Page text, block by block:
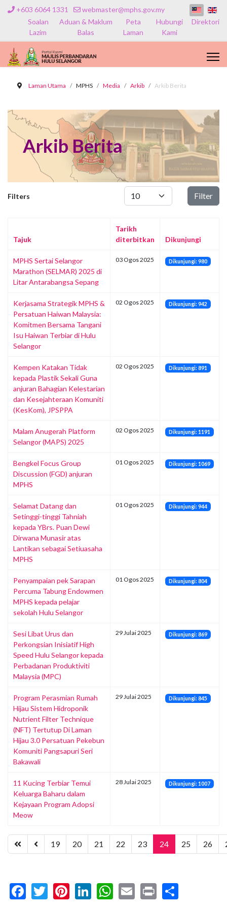
+603 6064 1331
webmaster@mphs.gov.my
Soalan
Lazim
Aduan & Maklum
Balas
Peta
Laman
Hubungi
Kami
Direktori
Laman Utama MPHS Media Arkib Arkib Berita
Arkib Berita
Filters
Papar # Filter
Tajuk
Tarikh
diterbitkan
Dikunjungi
MPHS Sertai Selangor
Marathon (SELMAR) 2025 di
Litar Antarabangsa Sepang
03 Ogos 2025 Dikunjungi: 980
Kerjasama Strategik MPHS &
Persatuan Haiwan Malaysia:
Komitmen Bersama Tangani
Isu Haiwan Terbiar di Hulu
Selangor
02 Ogos 2025 Dikunjungi: 942
Kempen Katakan Tidak
kepada Plastik Sekali Guna
anjuran Bahagian Kelestarian
dan Kesejahteraan Komuniti
(KesKom), JPSPPA
02 Ogos 2025 Dikunjungi: 891
Malam Anugerah Platform
Selangor (MAPS) 2025
02 Ogos 2025 Dikunjungi: 1191
Bengkel Focus Group
Discussion (FGD) anjuran
MPHS
01 Ogos 2025 Dikunjungi: 1069
Selamat Datang dan
Setinggi-tinggi Tahniah
kepada YBrs. Puan Dewi
Dirwana Munasir atas
Lantikan sebagai Setiuasaha
MPHS
01 Ogos 2025 Dikunjungi: 944
Penyampaian pek Sarapan
Percuma Tabung Endowmen
MPHS kepada pelajar
sekolah Hulu Selangor
01 Ogos 2025 Dikunjungi: 804
Sesi Libat Urus dan
Perkongsian Inisiatif High
Speed Hulu Selangor kepada
Perbadanan Produktiviti
Malaysia (MPC)
29 Julai 2025 Dikunjungi: 869
Program Perasmian Rumah
Hijau Sistem Hidroponik
Nutrient Filter Technique
(NFT) Tertutup Di Laman
Hijau 3.0 Persatuan Pekebun
Komuniti Pangsapuri Seri
Bakawali
29 Julai 2025 Dikunjungi: 845
11 Kucing Terbiar Temui
Keluarga Baharu dalam
Kejayaan Program Adopsi
Meow
28 Julai 2025 Dikunjungi: 1007
19 20 21 22 23 24 25 26
Facebook
Twitter
Pinterest
LinkedIn
WhatsApp
Email
Print